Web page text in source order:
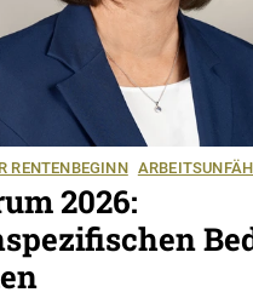
RENTENBEGINN
2026: